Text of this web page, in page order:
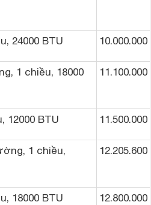
24000 BTU 10.000.000
1 chiều, 18000
11.100.000
12000 BTU 11.500.000
1 chiều,
12.205.600
18000 BTU 12.800.000